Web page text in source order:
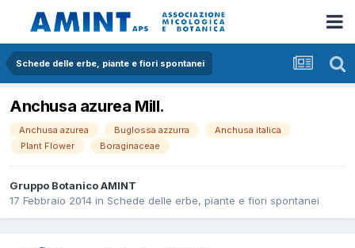
Schede delle erbe, piante e fiori spontanei
Anchusa azurea Mill.
Anchusa azurea Buglossa azzurra
Anchusa italica
Plant Flower
Boraginaceae
Gruppo Botanico AMINT
17 Febbraio 2014 in Schede delle erbe, piante e fiori spontanei